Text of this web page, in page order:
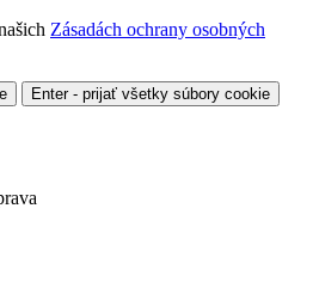
Zásadách ochrany osobných
Enter - prijať všetky súbory cookie